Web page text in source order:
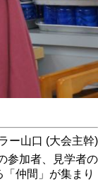
ー山口 (大会主幹)
参加者、見学者の
仲間」が集まり